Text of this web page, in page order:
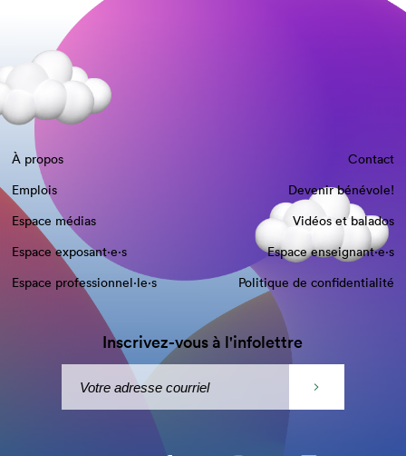
À propos
Contact
Emplois
Devenir bénévole!
Espace médias
Vidéos et balados
Espace exposant·e⋅s
Espace enseignant·e⋅s
Espace professionnel·le⋅s
Politique de confidentialité
Inscrivez-vous à l'infolettre